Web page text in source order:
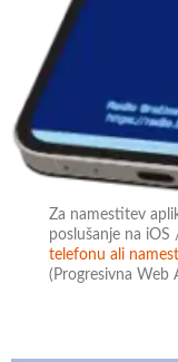
Za namestitev
poslušanje na
telefonu ali
(Progresivna Web